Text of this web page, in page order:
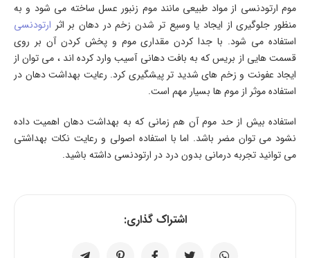
موم ارتودنسی از مواد طبیعی مانند موم زنبور عسل ساخته می شود و به
منظور جلوگیری از ایجاد یا وسیع تر شدن زخم در دهان بر اثر ارتودنسی
استفاده می شود. با جدا کردن مقداری موم و پخش کردن آن بر روی
قسمت هایی از بریس که به بافت دهانی آسیب وارد کرده اند ، می توان از
ایجاد عفونت و زخم های شدید تر پیشگیری کرد. رعایت بهداشت دهان در
استفاده موثر از موم ها بسیار مهم است.
استفاده بیش از حد موم آن هم زمانی که به بهداشت دهان اهمیت داده
نشود می توان مضر باشد. اما با استفاده اصولی و رعایت نکات بهداشتی
می توانید تجربه درمانی بدون درد در ارتودنسی داشته باشید.
اشتراک گذاری: